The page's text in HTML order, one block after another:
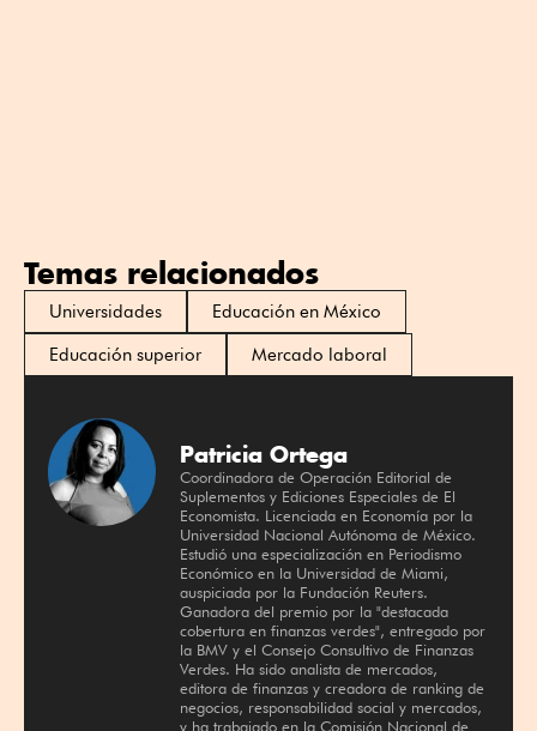
Temas relacionados
Universidades
Educación en México
Educación superior
Mercado laboral
Patricia Ortega
Coordinadora de Operación Editorial de
Suplementos y Ediciones Especiales de El
Economista. Licenciada en Economía por la
Universidad Nacional Autónoma de México.
Estudió una especialización en Periodismo
Económico en la Universidad de Miami,
auspiciada por la Fundación Reuters.
Ganadora del premio por la "destacada
cobertura en finanzas verdes", entregado por
la BMV y el Consejo Consultivo de Finanzas
Verdes. Ha sido analista de mercados,
editora de finanzas y creadora de ranking de
negocios, responsabilidad social y mercados,
y ha trabajado en la Comisión Nacional de